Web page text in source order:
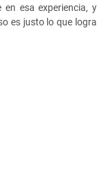
esa experiencia, y
es justo lo que logra